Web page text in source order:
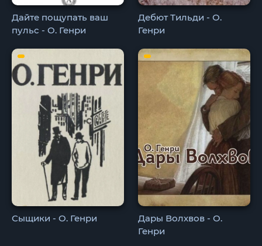
Дайте пощупать ваш
пульс - О. Генри
Дебют Тильди - О.
Генри
Сыщики - О. Генри
Дары Волхвов - О.
Генри